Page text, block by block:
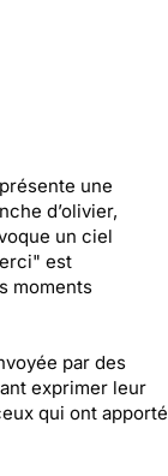
une
d’olivier,
un ciel
est
moments
par des
exprimer leur
qui ont apporté